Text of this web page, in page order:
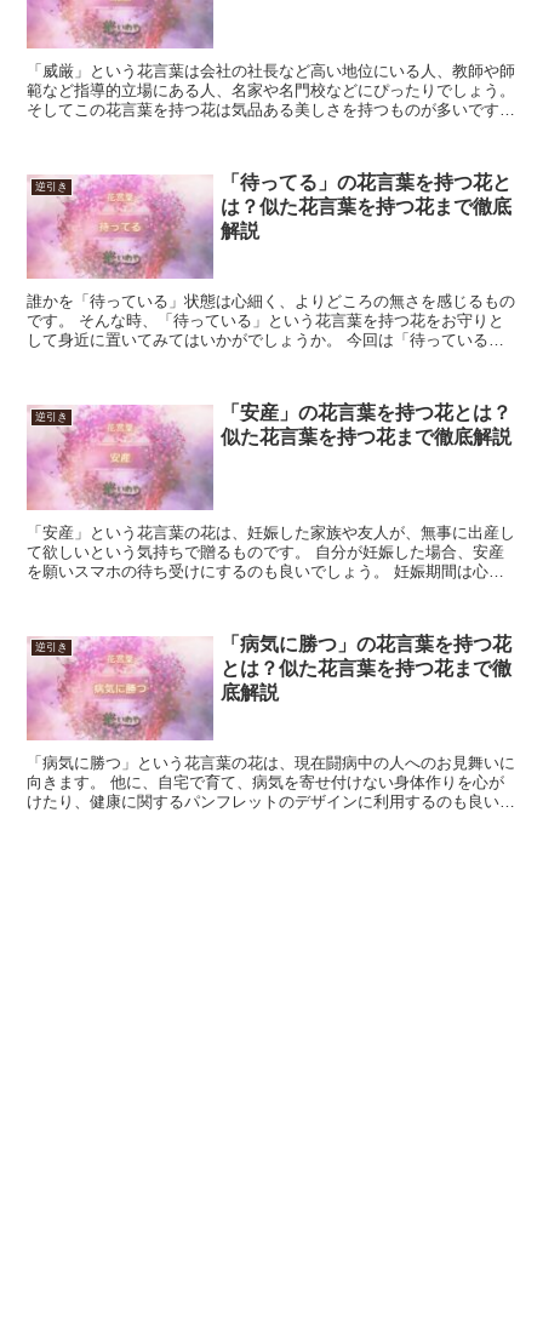
「威厳」という花言葉は会社の社長など高い地位にいる人、教師や師
範など指導的立場にある人、名家や名門校などにぴったりでしょう。
そしてこの花言葉を持つ花は気品ある美しさを持つものが多いです。
逆引き
「待ってる」の花言葉を持つ花と
は？似た花言葉を持つ花まで徹底
解説
誰かを「待っている」状態は心細く、よりどころの無さを感じるもの
です。 そんな時、「待っている」という花言葉を持つ花をお守りと
して身近に置いてみてはいかがでしょうか。 今回は「待っている」
逆引き
「安産」の花言葉を持つ花とは？
似た花言葉を持つ花まで徹底解説
「安産」という花言葉の花は、妊娠した家族や友人が、無事に出産し
て欲しいという気持ちで贈るものです。 自分が妊娠した場合、安産
を願いスマホの待ち受けにするのも良いでしょう。 妊娠期間は心身
逆引き
「病気に勝つ」の花言葉を持つ花
とは？似た花言葉を持つ花まで徹
底解説
「病気に勝つ」という花言葉の花は、現在闘病中の人へのお見舞いに
向きます。 他に、自宅で育て、病気を寄せ付けない身体作りを心が
けたり、健康に関するパンフレットのデザインに利用するのも良いで